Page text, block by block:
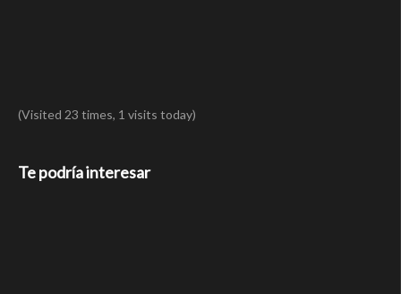
(Visited 23 times, 1 visits today)
Te podría interesar